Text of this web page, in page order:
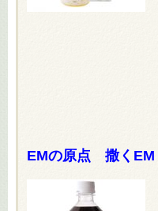
EMの原点 撒くEM